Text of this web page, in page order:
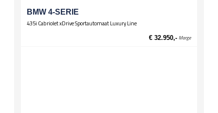
Spiegels
BMW 4-SERIE
435i Cabriolet xDrive Sportautomaat Luxury Line
€ 32.950,- Marge